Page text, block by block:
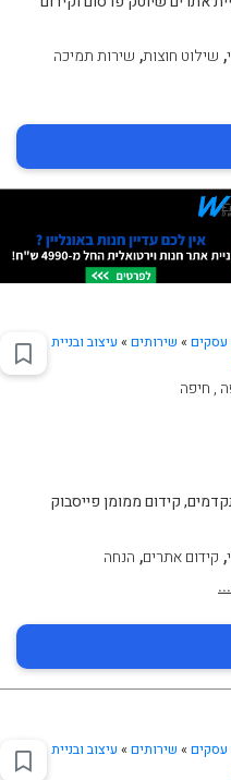
, שילוט חוצות, שירות תמיכה
עסקים » שירותים» עיצוב ובניית
, חיפה
קידום ממומן פייסבוק
, קידום אתרים, הנחה
עסקים » שירותים» עיצוב ובניית